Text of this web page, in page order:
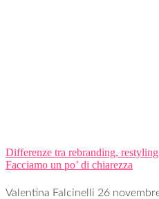
Differenze tra rebranding,
Facciamo un po’ di chiarezza
Valentina Falcinelli 26